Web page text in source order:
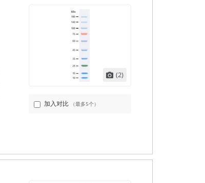
(2)
加入对比 （最多5个）